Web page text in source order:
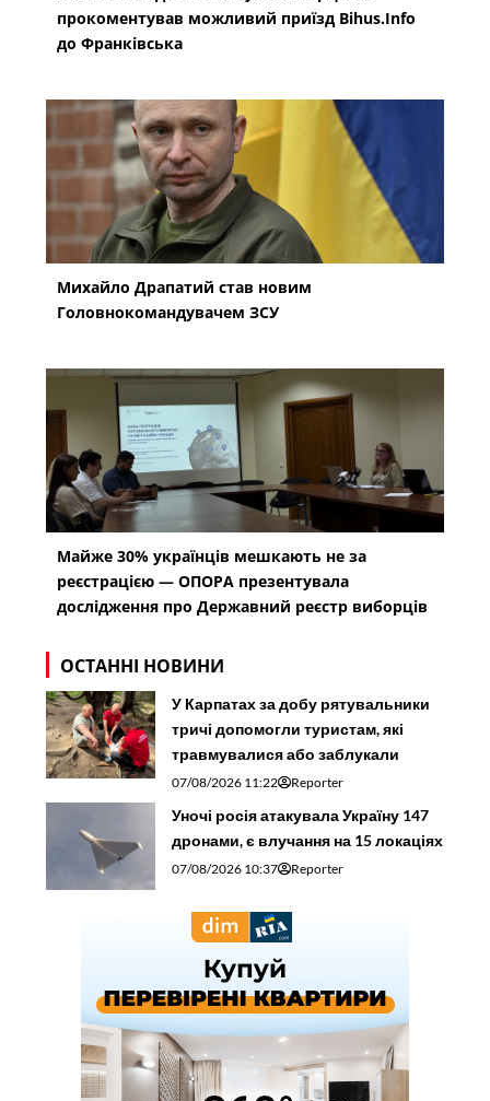
прокоментував можливий приїзд Bihus.Info
до Франківська
Михайло Драпатий став новим
Головнокомандувачем ЗСУ
Майже 30% українців мешкають не за
реєстрацією — ОПОРА презентувала
дослідження про Державний реєстр виборців
ОСТАННІ НОВИНИ
У Карпатах за добу рятувальники
тричі допомогли туристам, які
травмувалися або заблукали
07/08/2026 11:22 Reporter
Уночі росія атакувала Україну 147
дронами, є влучання на 15 локаціях
07/08/2026 10:37 Reporter